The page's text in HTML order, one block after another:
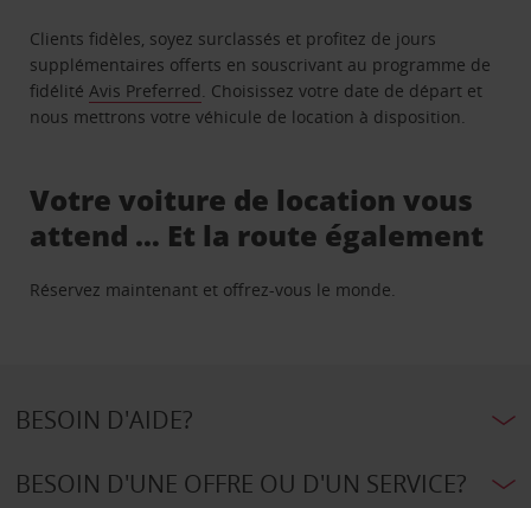
Clients fidèles, soyez surclassés et profitez de jours
supplémentaires offerts en souscrivant au programme de
fidélitéAvis Preferred. Choisissez votre date de départ et
nous mettrons votre véhicule de location à disposition.
Votre voiture de location vous
attend … Et la route également
Réservez maintenant et offrez-vous le monde.
BESOIN D'AIDE?
BESOIN D'UNE OFFRE OU D'UN SERVICE?